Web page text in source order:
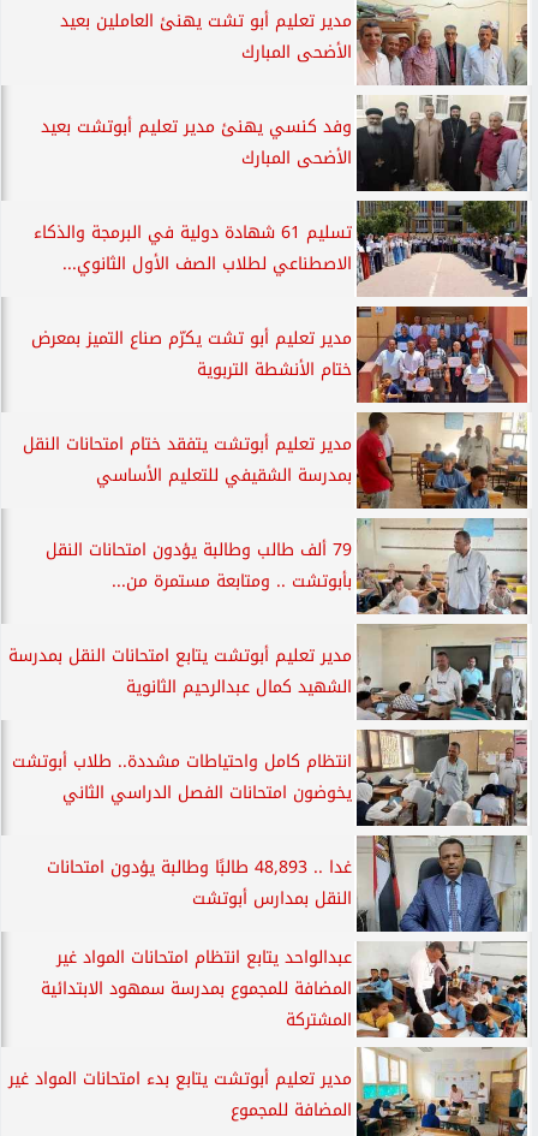
مدير تعليم أبو تشت يهنئ العاملين بعيد
الأضحى المبارك
وفد كنسي يهنئ مدير تعليم أبوتشت بعيد
الأضحى المبارك
تسليم 61 شهادة دولية في البرمجة والذكاء
الاصطناعي لطلاب الصف الأول الثانوي...
مدير تعليم أبو تشت يكرّم صناع التميز بمعرض
ختام الأنشطة التربوية
مدير تعليم أبوتشت يتفقد ختام امتحانات النقل
بمدرسة الشقيفي للتعليم الأساسي
79 ألف طالب وطالبة يؤدون امتحانات النقل
بأبوتشت .. ومتابعة مستمرة من...
مدير تعليم أبوتشت يتابع امتحانات النقل بمدرسة
الشهيد كمال عبدالرحيم الثانوية
انتظام كامل واحتياطات مشددة.. طلاب أبوتشت
يخوضون امتحانات الفصل الدراسي الثاني
غدا .. 48,893 طالبًا وطالبة يؤدون امتحانات
النقل بمدارس أبوتشت
عبدالواحد يتابع انتظام امتحانات المواد غير
المضافة للمجموع بمدرسة سمهود الابتدائية
المشتركة
مدير تعليم أبوتشت يتابع بدء امتحانات المواد غير
المضافة للمجموع